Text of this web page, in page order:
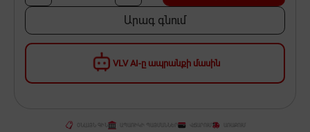
VLV AI-ը ապրանքի մասին
Արագ գնում
ՎՃԱՐՈՒՄ